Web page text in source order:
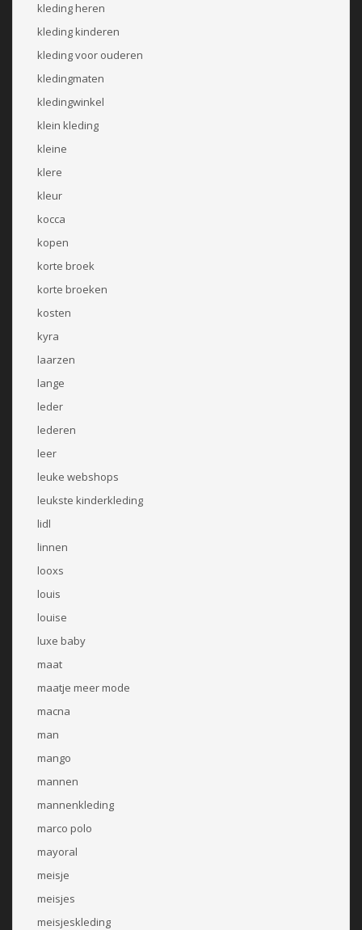
kleding heren
kleding kinderen
kleding voor ouderen
kledingmaten
kledingwinkel
klein kleding
kleine
klere
kleur
kocca
kopen
korte broek
korte broeken
kosten
kyra
laarzen
lange
leder
lederen
leer
leuke webshops
leukste kinderkleding
lidl
linnen
looxs
louis
louise
luxe baby
maat
maatje meer mode
macna
man
mango
mannen
mannenkleding
marco polo
mayoral
meisje
meisjes
meisjeskleding